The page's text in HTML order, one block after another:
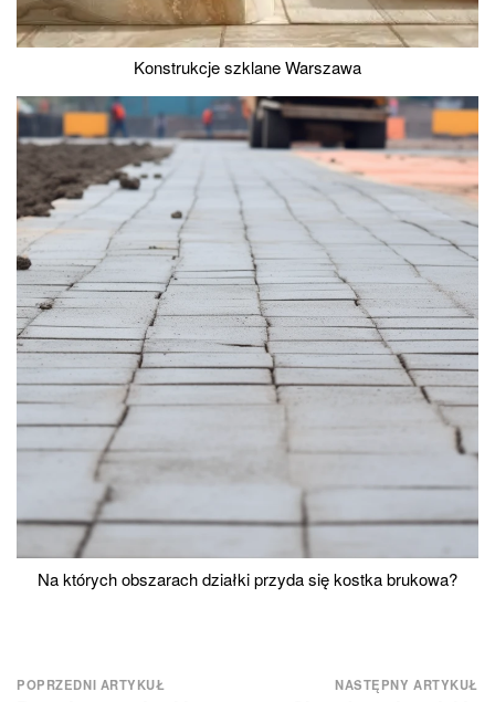
Konstrukcje szklane Warszawa
Na których obszarach działki przyda się kostka brukowa?
Nawigacja
POPRZEDNI ARTYKUŁ NASTĘPNY ARTYKUŁ